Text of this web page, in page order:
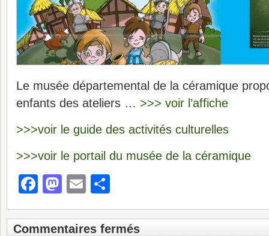
Le musée départemental de la céramique
enfants des ateliers … >>> voir l’affiche
>>>voir le guide des activités culturelles
>>>voir le portail du musée de la céramique
Facebook
Mastodon
Email
Commentaires fermés